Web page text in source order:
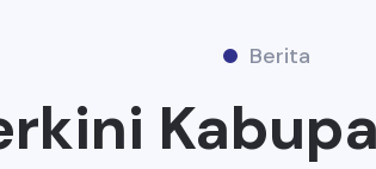
Berita